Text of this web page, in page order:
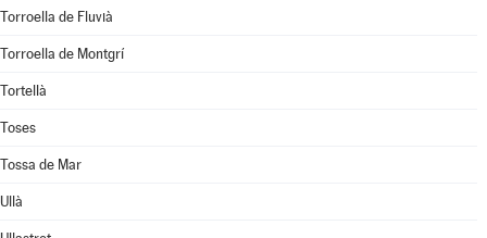
Torroella de Fluvià
Torroella de Montgrí
Tortellà
Toses
Tossa de Mar
Ullà